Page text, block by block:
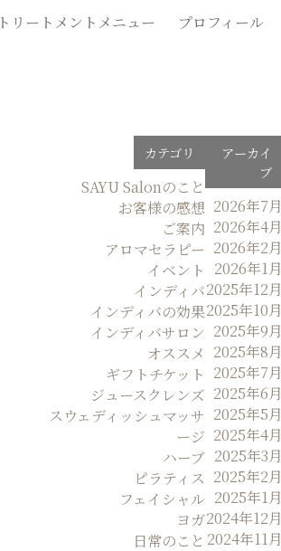
トリートメントメニュー プロフィール
カテゴリ
SAYU Salonのこと
お客様の感想
ご案内
アロマセラピー
イベント
インディバ
インディバの効果
インディバサロン
オススメ
ギフトチケット
ジュースクレンズ
スウェディッシュマッサ
ージ
ハーブ
ピラティス
フェイシャル
ヨガ
日常のこと
アーカイ
ブ
2026年7月
2026年4月
2026年2月
2026年1月
2025年12月
2025年10月
2025年9月
2025年8月
2025年7月
2025年6月
2025年5月
2025年4月
2025年3月
2025年2月
2025年1月
2024年12月
2024年11月